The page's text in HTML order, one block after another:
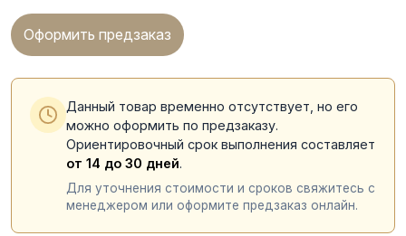
Оформить предзаказ
Данный товар временно отсутствует, но его
можно оформить по предзаказу.
Ориентировочный срок выполнения составляет
от 14 до 30 дней.
Для уточнения стоимости и сроков свяжитесь с
менеджером или оформите предзаказ онлайн.